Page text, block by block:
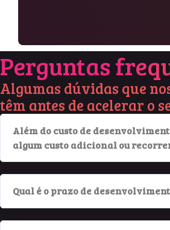
Perguntas
Algumas dúvidas que
têm antes de acelerar o
Além do custo de
algum custo adicional ou
Qual é o prazo de